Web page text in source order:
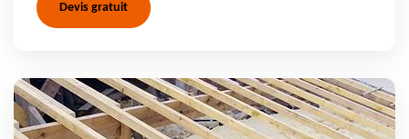
Devis gratuit